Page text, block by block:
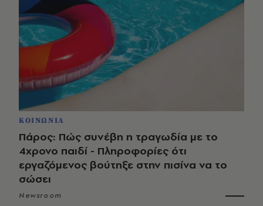
ΚΟΙΝΩΝΙΑ
Πάρος: Πώς συνέβη η τραγωδία με το
4χρονο παιδί - Πληροφορίες ότι
εργαζόμενος βούτηξε στην πισίνα να το
σώσει
Newsroom